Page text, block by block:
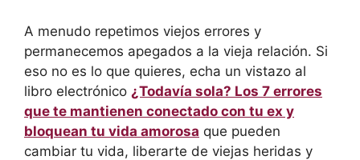
A menudo repetimos viejos errores y
permanecemos apegados a la vieja relación. Si
eso no es lo que quieres, echa un vistazo al
libro electrónico ¿Todavía sola? Los 7 errores
que te mantienen conectado con tu ex y
bloquean tu vida amorosa que pueden
cambiar tu vida, liberarte de viejas heridas y